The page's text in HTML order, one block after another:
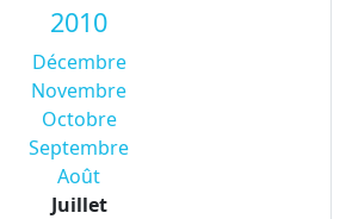
2010
Décembre
Novembre
Octobre
Septembre
Août
Juillet